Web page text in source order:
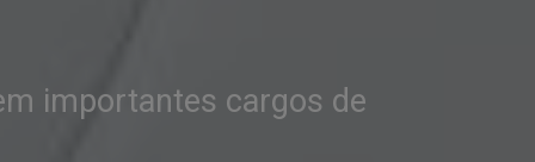
importantes cargos de